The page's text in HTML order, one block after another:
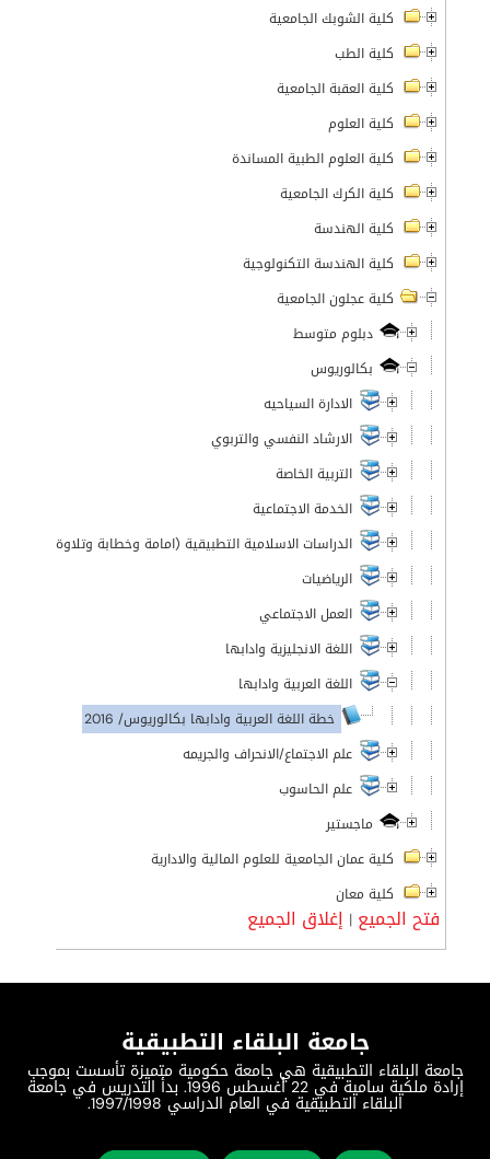
كلية الشوبك الجامعية
كلية الطب
كلية العقبة الجامعية
كلية العلوم
كلية العلوم الطبية المساندة
كلية الكرك الجامعية
كلية الهندسة
كلية الهندسة التكنولوجية
كلية عجلون الجامعية
دبلوم متوسط
بكالوريوس
الادارة السياحيه
الارشاد النفسي والتربوي
التربية الخاصة
الخدمة الاجتماعية
الدراسات الاسلامية التطبيقية (امامة وخطابة وتلاوة)
الرياضيات
العمل الاجتماعي
اللغة الانجليزية وادابها
اللغة العربية وادابها
خطة اللغة العربية وادابها بكالوريوس/ 2016
علم الاجتماع/الانحراف والجريمه
علم الحاسوب
ماجستير
كلية عمان الجامعية للعلوم المالية والادارية
كلية معان
فتح الجميع | إغلاق الجميع
جامعة البلقاء التطبيقية
جامعة البلقاء التطبيقية هي جامعة حكومية متميزة تأسست بموجب
إرادة ملكية سامية في 22 أغسطس 1996. بدأ التدريس في جامعة
البلقاء التطبيقية في العام الدراسي 1997/1998.